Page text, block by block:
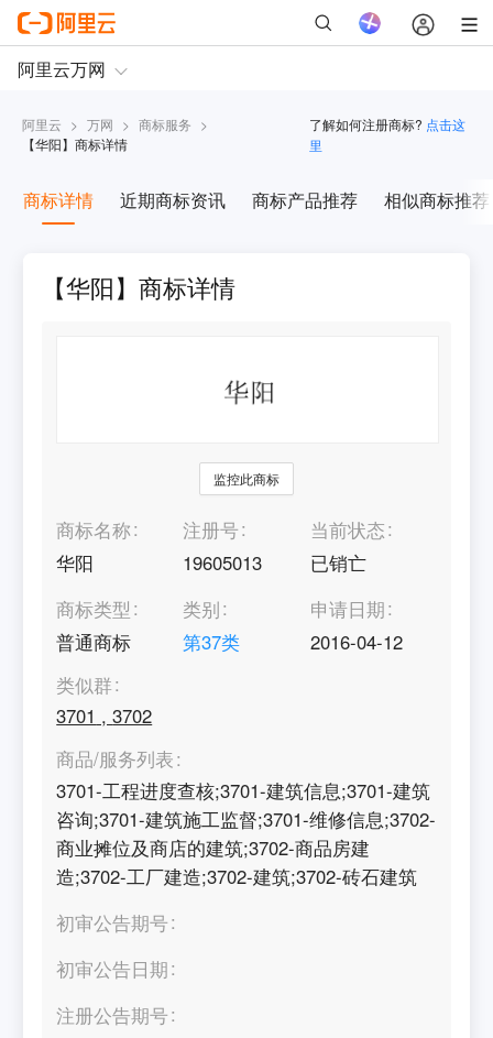
阿里云 > 万网 > 商标服务 >
【华阳】商标详情
了解如何注册商标? 点击这
里
商标详情 近期商标资讯 商标产品推荐 相似商标推荐
【华阳】商标详情
监控此商标
商标名称
华阳
注册号
19605013
当前状态
已销亡
商标类型
普通商标
类别
第37类
申请日期
2016-04-12
类似群
3701 ,3702
商品/服务列表
3701-工程进度查核;3701-建筑信息;3701-建筑
咨询;3701-建筑施工监督;3701-维修信息;3702-
商业摊位及商店的建筑;3702-商品房建
造;3702-工厂建造;3702-建筑;3702-砖石建筑
初审公告期号
初审公告日期
注册公告期号